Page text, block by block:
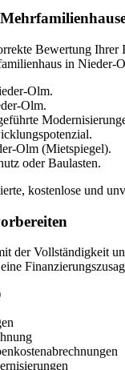
Bewertung
in
Olm.
Olm.
Olm (Mietspiegel).
oder Baulasten.
kostenlose und
der Vollständigkeit